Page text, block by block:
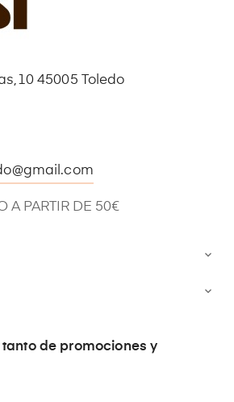
45005 Toledo
A PARTIR DE 50€


de promociones y